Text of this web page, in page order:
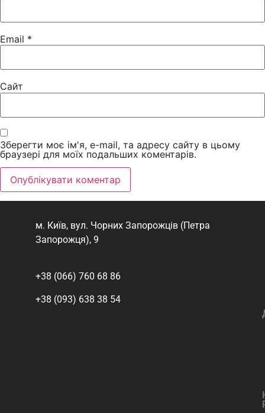
Email *
Сайт
Зберегти моє ім'я, e-mail, та адресу сайту в цьому
браузері для моїх подальших коментарів.
м. Київ, вул. Чорних Запорожців (Петра
Запорожця), 9
+38 (066) 760 68 86
+38 (093) 638 38 54